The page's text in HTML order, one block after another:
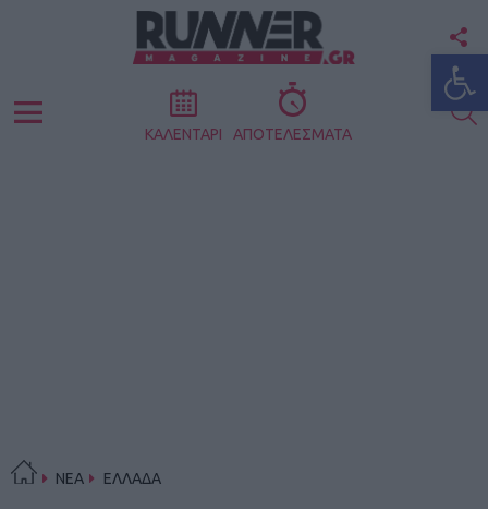
Menu ΚΑΛΕΝΤΑΡΙ ΑΠΟΤΕΛΕΣΜΑΤΑ
ΝΕΑ ΕΛΛΑΔΑ